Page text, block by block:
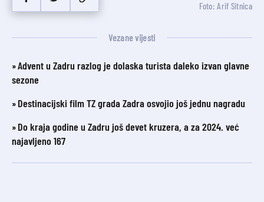
Foto: Arif Sitnica
Vezane vijesti
Advent u Zadru razlog je dolaska turista daleko izvan glavne
sezone
Destinacijski film TZ grada Zadra osvojio još jednu nagradu
Do kraja godine u Zadru još devet kruzera, a za 2024. već
najavljeno 167